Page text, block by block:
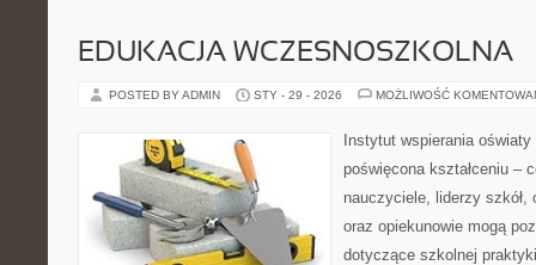
EDUKACJA WCZESNOSZKOLNA
POSTED BY ADMIN STY - 29 - 2026 MOŻLIWOŚĆ
Instytut wspierania
poświęcona kształceniu –
nauczyciele, liderzy szkół,
oraz opiekunowie mogą
dotyczące szkolnej